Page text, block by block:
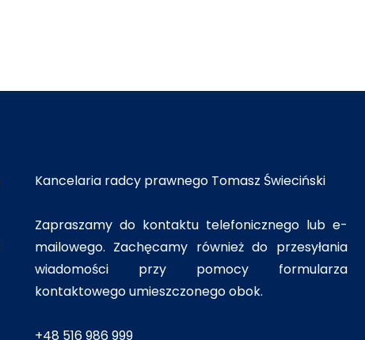
Kancelaria radcy prawnego Tomasz Świeciński
Zapraszamy do kontaktu telefonicznego lub e-
mailowego. Zachęcamy również do przesyłania
wiadomości przy pomocy formularza
kontaktowego umieszczonego obok.
+48 516 986 999